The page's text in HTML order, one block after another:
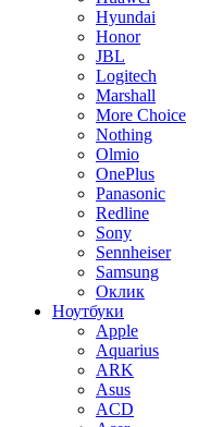
Hyundai
Honor
JBL
Logitech
Marshall
More Choice
Nothing
Olmio
OnePlus
Panasonic
Redline
Sony
Sennheiser
Samsung
Оклик
Ноутбуки
Apple
Aquarius
ARK
Asus
ACD